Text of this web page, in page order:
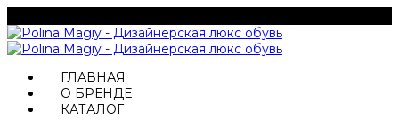
ГЛАВНАЯ
О БРЕНДЕ
КАТАЛОГ